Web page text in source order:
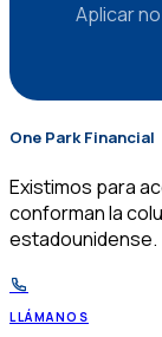
Aplicar
One Park Financial
Existimos para
conforman la
estadounidense.
LLÁMANOS